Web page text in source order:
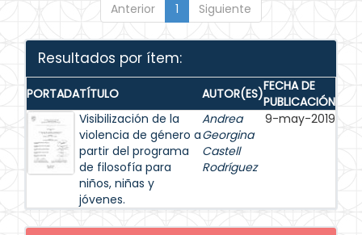
Anterior 1 Siguiente
Resultados por ítem:
PORTADATÍTULO AUTOR(ES)FECHA DE
PUBLICACIÓN
Visibilización de la
violencia de género a
partir del programa
de filosofía para
niños, niñas y
jóvenes.
Andrea
Georgina
Castell
Rodríguez
9-may-2019